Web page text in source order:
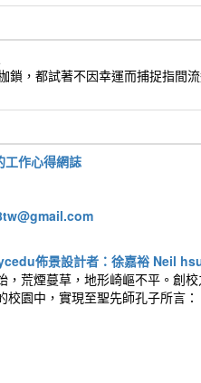
鎖，都試著不因幸運而捕捉指間
作心得網誌
，荒煙蔓草，地形崎嶇不平。創
校園中，實現至聖先師孔子所言